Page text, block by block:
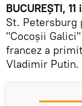
BUCUREŞTI,
St. Petersburg
"Cocoşii
francez a
Vladimir Putin.